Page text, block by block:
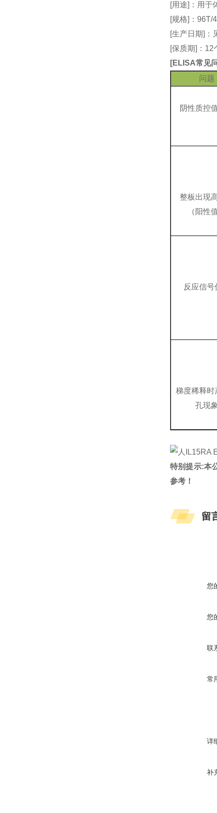
[用途]：用于
[规格]：96T/
[生产日期]：
[保质期]：
[ELISA常见
问题
阴性质控
整板出现
（阳性
反应信号
梯度稀释时
孔现
特别提示:本
参考！
留
您
您
联
常
详
补